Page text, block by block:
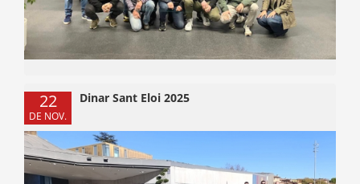
22
DE NOV.
Dinar Sant Eloi 2025